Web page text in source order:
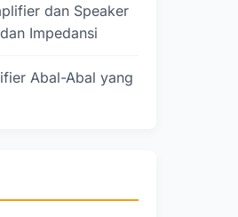
dan Speaker
Impedansi
Abal-Abal yang